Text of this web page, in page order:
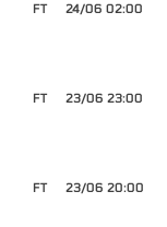
24/06 02:00
FT
23/06 23:00
FT
23/06 20:00
FT